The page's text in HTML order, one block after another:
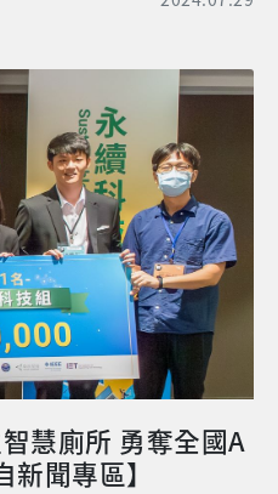
慧廁所 勇奪全國A
聞專區】